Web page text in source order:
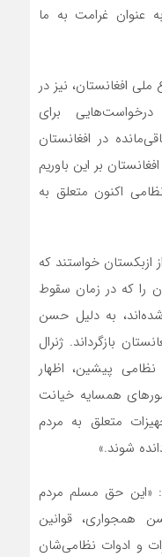
عنوان غرامت به ما
افغانستان، نیز در
برای
در افغانستان
بر این باوریم
اکنون متعلق به
ازبکستان خواستند که
را که در زمان سقوط
به دلیل حسن
بازگرداند. ژنرال
نظامی پیشین، اظهار
همسایه خیانت
متعلق به مردم
شوند.»
«این حق مسلم مردم
همجواری، قوانین
و ادوات نظامی‌شان